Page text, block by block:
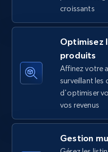
URL, Final price, Sku,
more.
875+
Specifications, Image
more.
croissants
Optimisez
produits
Affinez votre
surveillant les
d'optimiser
vos revenus
Gestion